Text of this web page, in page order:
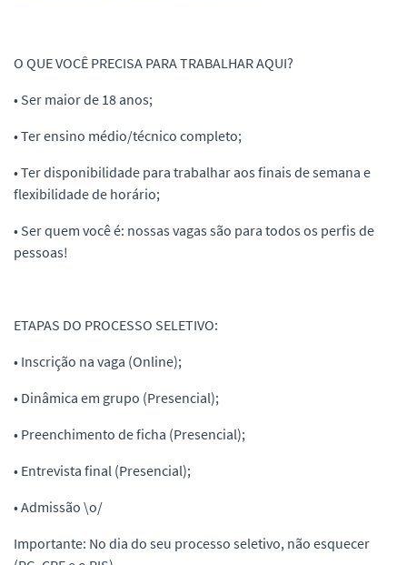
O QUE VOCÊ PRECISA PARA TRABALHAR AQUI?
• Ser maior de 18 anos;
• Ter ensino médio/técnico completo;
• Ter disponibilidade para trabalhar aos finais de semana e
flexibilidade de horário;
• Ser quem você é: nossas vagas são para todos os perfis de
pessoas!
ETAPAS DO PROCESSO SELETIVO:
• Inscrição na vaga (Online);
• Dinâmica em grupo (Presencial);
• Preenchimento de ficha (Presencial);
• Entrevista final (Presencial);
• Admissão \o/
Importante: No dia do seu processo seletivo, não esquecer